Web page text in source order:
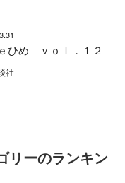
ひめ ｖｏｌ．１２
社
リーのランキン